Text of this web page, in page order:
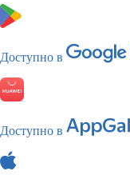
Доступно в
Доступно в